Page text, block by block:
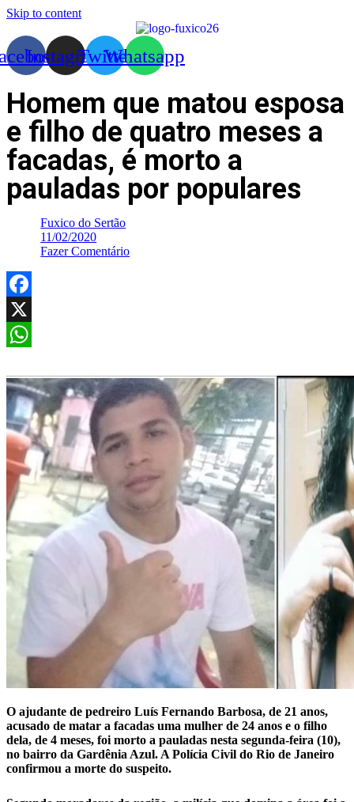
Skip to content
InstagramTwitterWhatsapp
Homem que matou esposa
e filho de quatro meses a
facadas, é morto a
pauladas por populares
Fuxico do Sertão
11/02/2020
Fazer Comentário
Facebook
X
O ajudante de pedreiro Luís Fernando Barbosa, de 21 anos,
acusado de matar a facadas uma mulher de 24 anos e o filho
dela, de 4 meses, foi morto a pauladas nesta segunda-feira (10),
no bairro da Gardênia Azul. A Polícia Civil do Rio de Janeiro
confirmou a morte do suspeito.